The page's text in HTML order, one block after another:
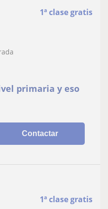
1ª clase gratis
primaria y eso
Contactar
1ª clase gratis